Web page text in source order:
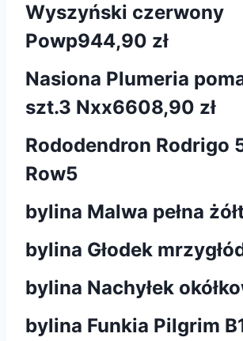
Wyszyński czerwony
Powp944,90 zł
Nasiona Plumeria
szt.3 Nxx6608,90 zł
Rododendron Rodrigo
Row5
bylina Malwa pełna
bylina Głodek
bylina Nachyłek
bylina Funkia Pilgrim